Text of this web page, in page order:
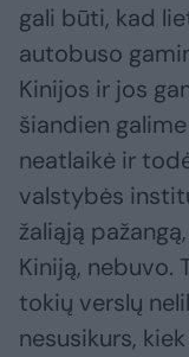
gali būti, kad
autobuso
Kinijos ir jos
šiandien
neatlaikė ir
valstybės
žaliąją
Kiniją, nebuvo.
tokių verslų
nesusikurs,